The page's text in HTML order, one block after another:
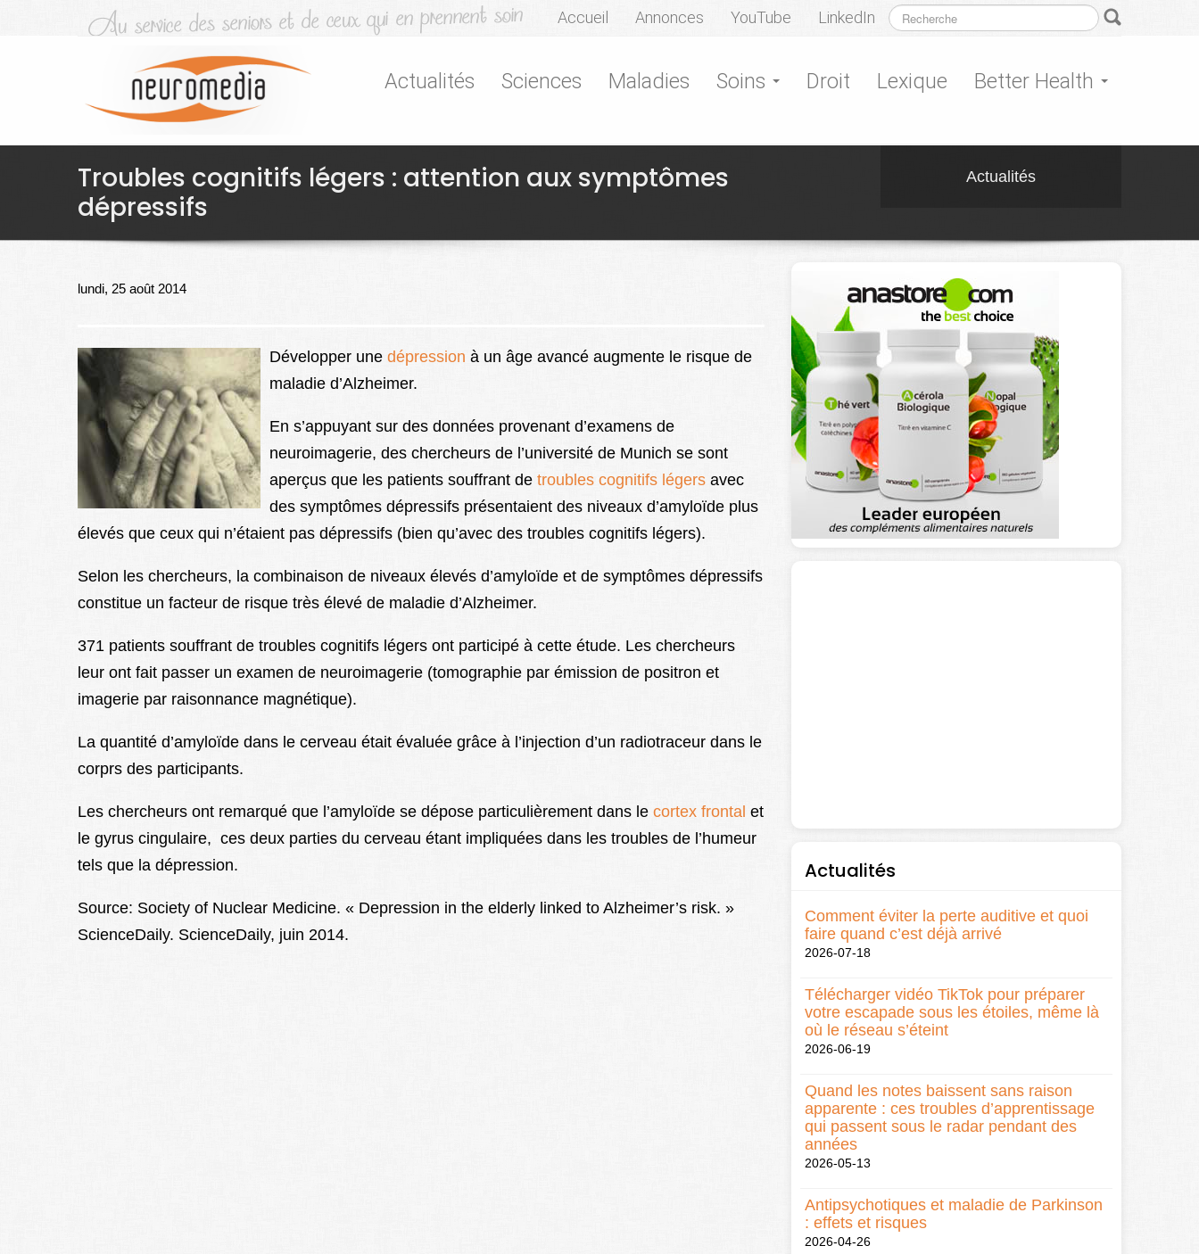
Accueil Annonces YouTube LinkedIn
Actualités Sciences Maladies Soins Droit Lexique Better Health
Troubles cognitifs légers : attention aux symptômes
dépressifs
Actualités
lundi, 25 août 2014
Développer une dépression à un âge avancé augmente le risque de
maladie d’Alzheimer.
En s’appuyant sur des données provenant d’examens de
neuroimagerie, des chercheurs de l’université de Munich se sont
aperçus que les patients souffrant de troubles cognitifs légers avec
des symptômes dépressifs présentaient des niveaux d’amyloïde plus
élevés que ceux qui n’étaient pas dépressifs (bien qu’avec des troubles cognitifs légers).
Selon les chercheurs, la combinaison de niveaux élevés d’amyloïde et de symptômes dépressifs
constitue un facteur de risque très élevé de maladie d’Alzheimer.
371 patients souffrant de troubles cognitifs légers ont participé à cette étude. Les chercheurs
leur ont fait passer un examen de neuroimagerie (tomographie par émission de positron et
imagerie par raisonnance magnétique).
La quantité d’amyloïde dans le cerveau était évaluée grâce à l’injection d’un radiotraceur dans le
corprs des participants.
Les chercheurs ont remarqué que l’amyloïde se dépose particulièrement dans le cortex frontal et
le gyrus cingulaire, ces deux parties du cerveau étant impliquées dans les troubles de l’humeur
tels que la dépression.
Source: Society of Nuclear Medicine. « Depression in the elderly linked to Alzheimer’s risk. »
ScienceDaily. ScienceDaily, juin 2014.
Actualités
Comment éviter la perte auditive et quoi
faire quand c’est déjà arrivé
2026-07-18
Télécharger vidéo TikTok pour préparer
votre escapade sous les étoiles, même là
où le réseau s’éteint
2026-06-19
Quand les notes baissent sans raison
apparente : ces troubles d’apprentissage
qui passent sous le radar pendant des
années
2026-05-13
Antipsychotiques et maladie de Parkinson
: effets et risques
2026-04-26